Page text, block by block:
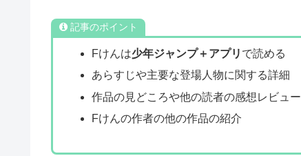
記事のポイント
Fけんは少年ジャンプ＋アプリ で読める
あらすじや主要な登場人物に関する詳細
作品の見どころや他の読者の感想レビュー
Fけんの作者の他の作品の紹介